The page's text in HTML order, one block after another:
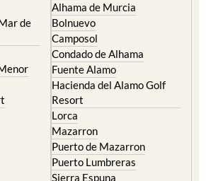
de
Alhama de Murcia
Bolnuevo
Camposol
Condado de Alhama
Fuente Alamo
Hacienda del Alamo Golf
Resort
Lorca
Mazarron
Puerto de Mazarron
Puerto Lumbreras
Sierra Espuna